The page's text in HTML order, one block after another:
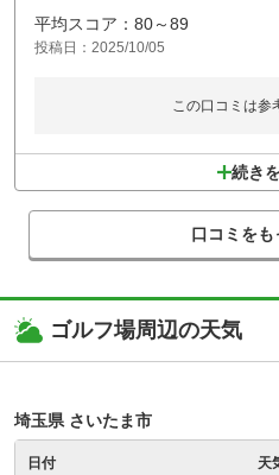
んぼのような状態のガードバンカー
また食事の値段は高いのは常ですが
平均スコア：80～89
投稿日：2025/10/05
この口コミは参
続き
口コミをも
ゴルフ場周辺の天気
埼玉県 さいたま市
日付 天